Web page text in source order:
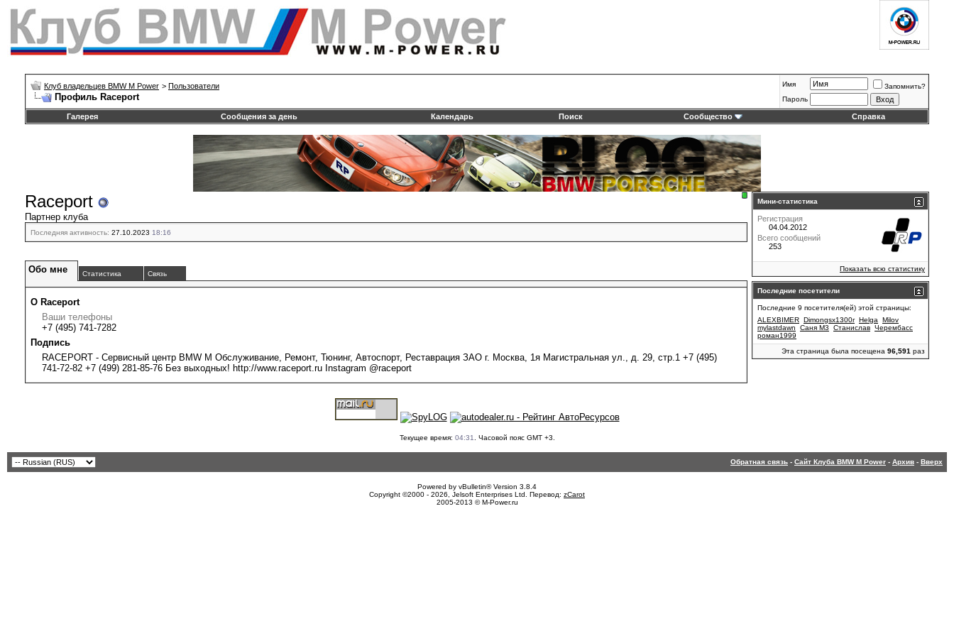
Клуб владельцев BMW M Power > Пользователи
Профиль Raceport
Имя
Запомнить?
Пароль
Галерея Сообщения за день Календарь Поиск Сообщество Справка
Raceport
Партнер клуба
Последняя активность: 27.10.2023 18:16
Обо мне Статистика Связь
О Raceport
Ваши телефоны
+7 (495) 741-7282
Подпись
RACEPORT - Сервисный центр BMW M Обслуживание, Ремонт, Тюнинг, Автоспорт, Реставрация ЗАО г. Москва, 1я Магистральная ул., д. 29, стр.1 +7 (495)
741-72-82 +7 (499) 281-85-76 Без выходных! http://www.raceport.ru Instagram @raceport
Мини-статистика
Регистрация
04.04.2012
Всего сообщений
253
Показать всю статистику
Последние посетители
Последние 9 посетителя(ей) этой страницы:
ALEXBIMER Dimongsx1300r Helga
Milov
mylastdawn
Саня М3 Станислав Черембасс
роман1999
Эта страница была посещена 96,591 раз
Текущее время: 04:31 . Часовой пояс GMT +3.
Обратная связь - Сайт Клуба BMW M Power - Архив - Вверх
Powered by vBulletin® Version 3.8.4
Copyright ©2000 - 2026, Jelsoft Enterprises Ltd. Перевод: zCarot
2005-2013 © M-Power.ru